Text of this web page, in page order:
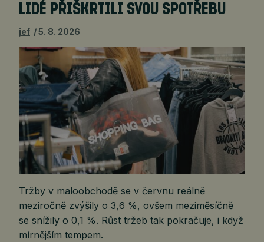
LIDÉ PŘIŠKRTILI SVOU SPOTŘEBU
jef 5. 8. 2026
Tržby v maloobchodě se v červnu reálně
meziročně zvýšily o 3,6 %, ovšem meziměsíčně
se snížily o 0,1 %. Růst tržeb tak pokračuje, i když
mírnějším tempem.